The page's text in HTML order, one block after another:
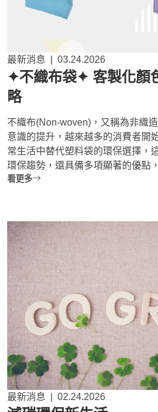
最新消息 03.24.2026
✦不織布袋✦ 客製化顏
略
不織布(Non-woven)，又稱為非織
意識的提升，越來越多的消費者開
常生活中替代塑料袋的環保選擇，
環保趨勢，還具備多項顯著的優點
看更多
最新消息 02.24.2026